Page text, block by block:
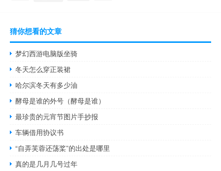
猜你想看的文章
梦幻西游电脑版坐骑
冬天怎么穿正装裙
哈尔滨冬天有多少油
酵母是谁的外号（酵母是谁）
最珍贵的元宵节图片手抄报
车辆借用协议书
“自弄芙蓉还荡桨”的出处是哪里
真的是几月几号过年